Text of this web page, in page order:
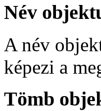
Név
A név
képezi a
Tömb